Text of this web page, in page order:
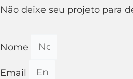
Não deixe seu projeto para
Nome
Email